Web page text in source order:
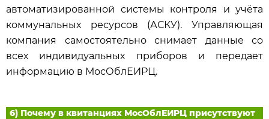
автоматизированной системы контроля и учёта
коммунальных ресурсов (АСКУ). Управляющая
компания самостоятельно снимает данные со
всех индивидуальных приборов и передает
информацию в МосОблЕИРЦ.
6) Почему в квитанциях МосОблЕИРЦ присутствуют